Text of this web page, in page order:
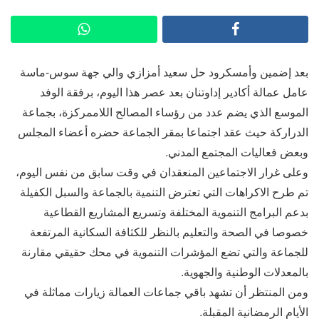
بعد إضمين وأمسكرود حل سعيد أمزازي والي جهة سوس-ماسة
عامل عمالة أكادير إداوتنان بعد عصر هذا اليوم، برفقة الوفد
الموسع الذي يضم عدد من رؤساء المصالح اللاممركزة، بجماعة
الدراركة حيث عقد اجتماعا بمقر الجماعة حضره أعضاء المجلس
وبعض فعاليات المجتمع المدني.
وعلى غرار الاجتماعين المنعقدان في وقت سابق من نفس اليوم،
تم طرح الاكراهات التي تعترض التنمية بالجماعة والسبل الكفيلة
بدعم البرامج التنموية المختلفة وتسريع المشاريع القطاعية
خصوصا في الصحة والتعليم بالنظر للكثافة السكانية المرتفعة
للجماعة والتي تضع المؤشرات التنموية في محك حقيقي مقارنة
بالمعدلات الوطنية والجهوية.
ومن المنتظر أن تشهد باقي جماعات العمالة زيارات مماثلة في
الأيام الرمضانية المقبلة.